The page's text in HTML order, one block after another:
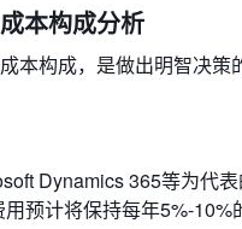
本构成分析
本构成，是做出明智决策
Dynamics 365等为代
预计将保持每年5%-